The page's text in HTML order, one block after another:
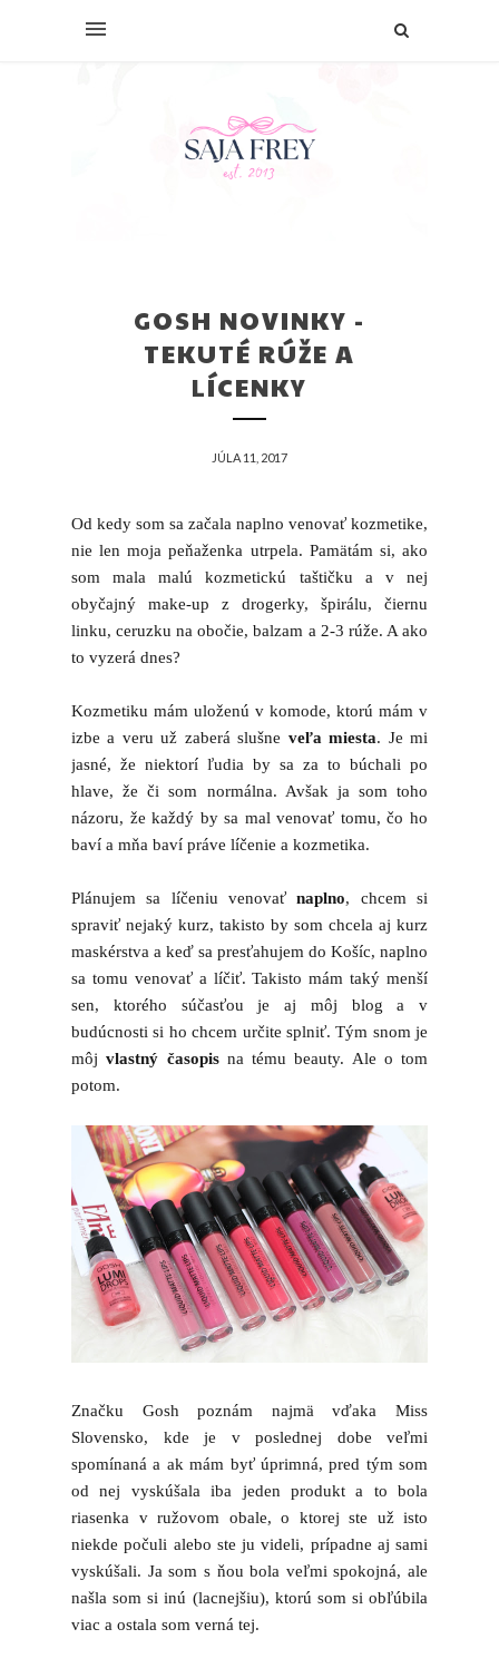
GOSH NOVINKY -
TEKUTÉ RÚŽE A
LÍCENKY
JÚLA 11, 2017
Od kedy som sa začala naplno venovať kozmetike,
nie len moja peňaženka utrpela. Pamätám si, ako
som mala malú kozmetickú taštičku a v nej
obyčajný make-up z drogerky, špirálu, čiernu
linku, ceruzku na obočie, balzam a 2-3 rúže. A ako
to vyzerá dnes?
Kozmetiku mám uloženú v komode, ktorú mám v
izbe a veru už zaberá slušne veľa miesta. Je mi
jasné, že niektorí ľudia by sa za to búchali po
hlave, že či som normálna. Avšak ja som toho
názoru, že každý by sa mal venovať tomu, čo ho
baví a mňa baví práve líčenie a kozmetika.
Plánujem sa líčeniu venovaťnaplno, chcem si
spraviť nejaký kurz, takisto by som chcela aj kurz
maskérstva a keď sa presťahujem do Košíc, naplno
sa tomu venovať a líčiť. Takisto mám taký menší
sen, ktorého súčasťou je aj môj blog a v
budúcnosti si ho chcem určite splniť. Tým snom je
môjvlastný časopis na tému beauty. Ale o tom
potom.
Značku Gosh poznám najmä vďaka Miss
Slovensko, kde je v poslednej dobe veľmi
spomínaná a ak mám byť úprimná, pred tým som
od nej vyskúšala iba jeden produkt a to bola
riasenka v ružovom obale, o ktorej ste už isto
niekde počuli alebo ste ju videli, prípadne aj sami
vyskúšali. Ja som s ňou bola veľmi spokojná, ale
našla som si inú (lacnejšiu), ktorú som si obľúbila
viac a ostala som verná tej.